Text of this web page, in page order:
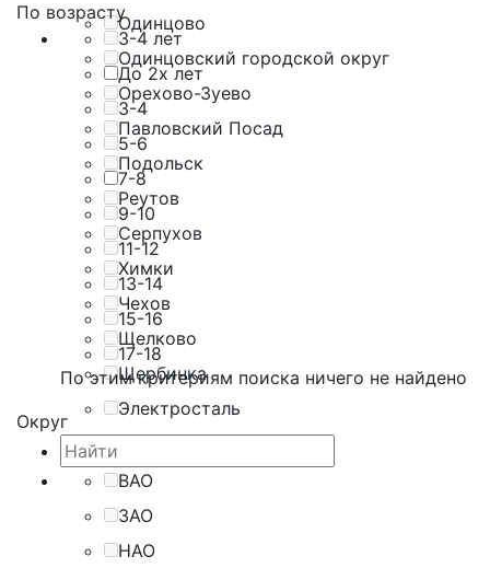
Одинцово
Одинцовский городской округ
Орехово-Зуево
Павловский Посад
Подольск
Реутов
Серпухов
Химки
Чехов
Щелково
Щербинка
Электросталь
По возрасту
3-4 лет
До 2х лет
3-4
5-6
7-8
9-10
11-12
13-14
15-16
17-18
По этим критериям поиска ничего не найдено
Округ
ВАО
ЗАО
НАО